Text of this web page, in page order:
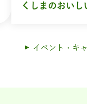
くしまのおいし
イベント・キ